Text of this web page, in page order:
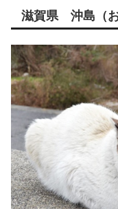
滋賀県 沖島（お